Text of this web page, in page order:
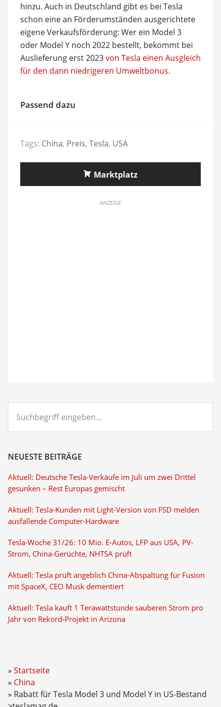
hinzu. Auch in Deutschland gibt es bei Tesla
schon eine an Förderumständen ausgerichtete
eigene Verkaufsförderung: Wer ein Model 3
oder Model Y noch 2022 bestellt, bekommt bei
Auslieferung erst 2023von Tesla einen Ausgleich
für den dann niedrigeren Umweltbonus.
Passend dazu
Tags: China, Preis, Tesla, USA
Marktplatz
ANZEIGE
eingeben...
NEUESTE BEITRÄGE
Aktuell: Deutsche Tesla-Verkäufe im Juli um zwei Drittel
gesunken – Rest Europas gemischt
Aktuell: Tesla-Kunden mit Light-Version von FSD melden
ausfallende Computer-Hardware
Tesla-Woche 31/26: 10 Mio. E-Autos, LFP aus USA, PV-
Strom, China-Gerüchte, NHTSA prüft
Aktuell: Tesla prüft angeblich China-Abspaltung für Fusion
mit SpaceX, CEO Musk dementiert
Aktuell: Tesla kauft 1 Terawattstunde sauberen Strom pro
Jahr von Rekord-Projekt in Arizona
Startseite
China
Rabatt für Tesla Model 3 und Model Y in US-Bestand